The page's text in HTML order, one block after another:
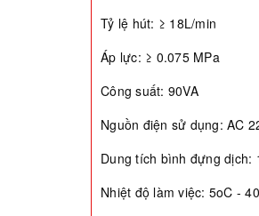
Tỷ lệ hút: ≥ 18L/min
Áp lực: ≥ 0.075 MPa
Công suất: 90VA
Nguồn điện sử dụng: AC
Dung tích bình đựng dịch:
Nhiệt độ làm việc: 5oC -